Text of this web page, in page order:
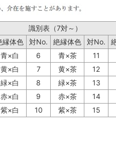
識別表（7対～）
縁体色 対No. 絶縁体色 対No.
青×白 6 青×茶 11
黄×白 7 黄×茶 12
緑×白 8 緑×茶 13
赤×白 9 赤×茶 14
紫×白 10 紫×茶 15